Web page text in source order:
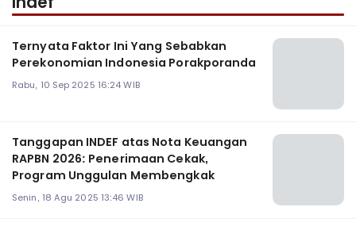
Ternyata Faktor Ini Yang Sebabkan
Perekonomian Indonesia Porakporanda
Rabu, 10 Sep 2025 16:24 WIB
Tanggapan INDEF atas Nota Keuangan
RAPBN 2026: Penerimaan Cekak,
Program Unggulan Membengkak
Senin, 18 Agu 2025 13:46 WIB